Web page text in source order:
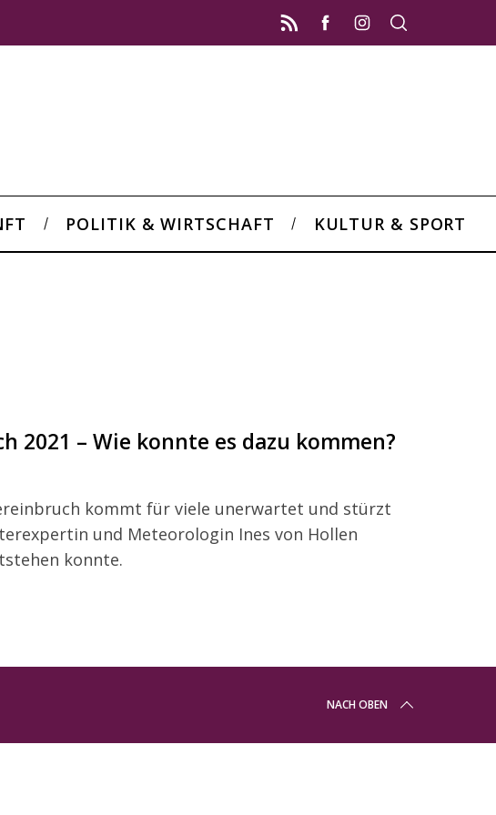
POLITIK & WIRTSCHAFT KULTUR & SPORT
2021 – Wie konnte es dazu kommen?
kommt für viele unerwartet und stürzt
und Meteorologin Ines von Hollen
konnte.
NACH OBEN